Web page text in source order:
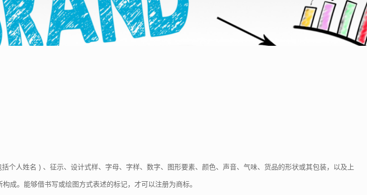
个人姓名 ) 、征示、设计式样、字母、字样、数字、图形要素、颜色、声音、气味、货品的形状或其包装，以及上
成。能够借书写或绘图方式表述的标记，才可以注册为商标。